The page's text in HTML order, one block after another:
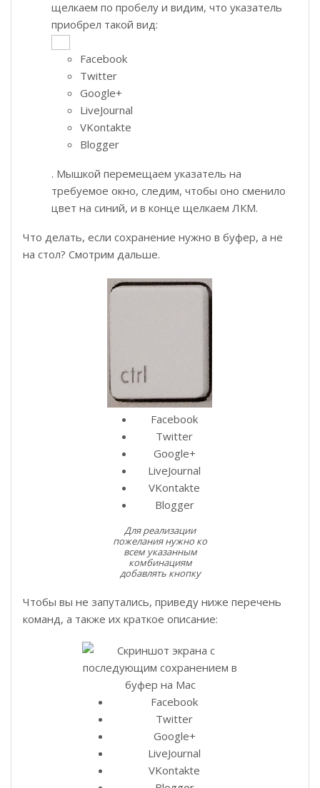
щелкаем по пробелу и видим, что указатель
приобрел такой вид:
Facebook
Twitter
Google+
LiveJournal
VKontakte
Blogger
. Мышкой перемещаем указатель на
требуемое окно, следим, чтобы оно сменило
цвет на синий, и в конце щелкаем ЛКМ.
Что делать, если сохранение нужно в буфер, а не
на стол? Смотрим дальше.
Facebook
Twitter
Google+
LiveJournal
VKontakte
Blogger
Для реализации
пожелания нужно ко
всем указанным
комбинациям
добавлять кнопку
Чтобы вы не запутались, приведу ниже перечень
команд, а также их краткое описание:
Facebook
Twitter
Google+
LiveJournal
VKontakte